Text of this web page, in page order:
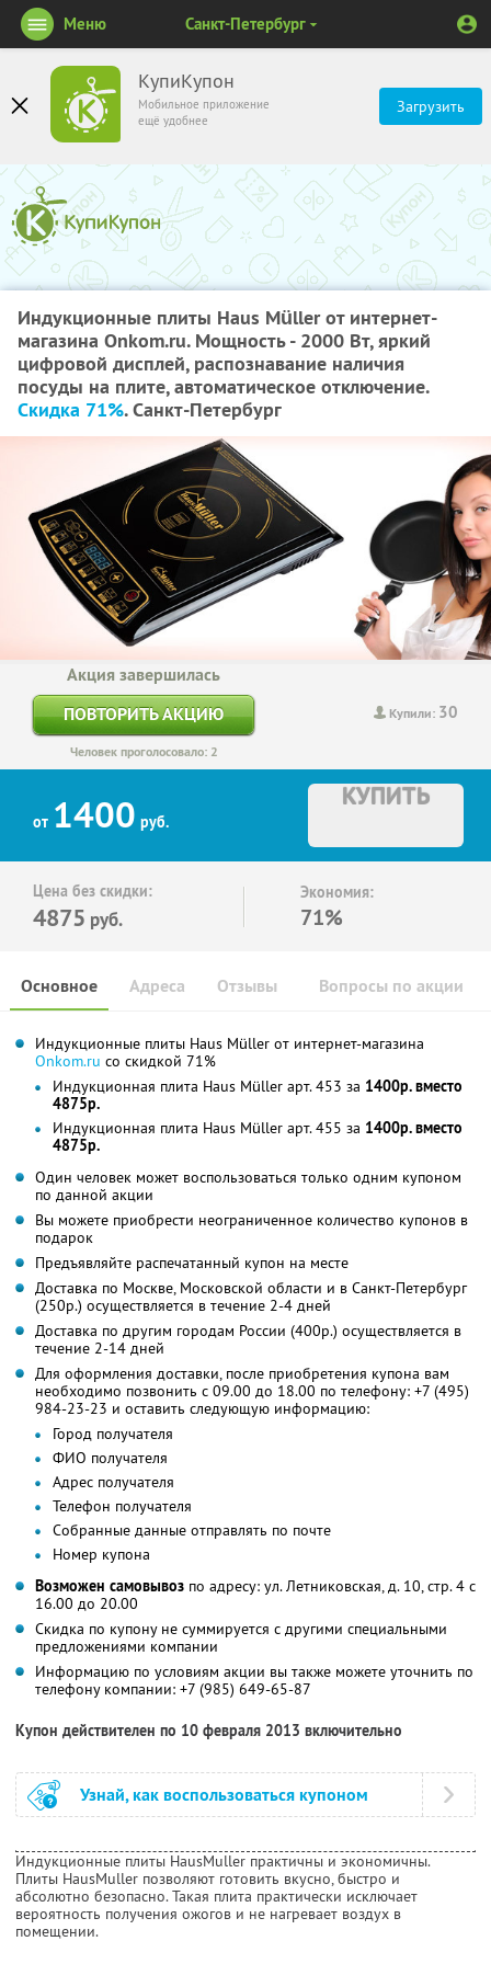
КупиКупон
Мобильное приложение
ещё удобнее
Загрузить
Меню Санкт-Петербург
Индукционные плиты Haus Müller от интернет-
магазина Onkom.ru. Мощность - 2000 Вт, яркий
цифровой дисплей, распознавание наличия
посуды на плите, автоматическое отключение.
Скидка 71%. Санкт-Петербург
Купили: 30
Акция завершилась
ПОВТОРИТЬ АКЦИЮ
Человек проголосовало: 2
от 1400 руб.
КУПИТЬ
Цена без скидки:
4875 руб.
Экономия:
71%
Основное Отзывы Вопросы по акции
Адреса
Индукционные плиты Haus Müller от интернет-магазина
Onkom.ru со скидкой 71%
Индукционная плита Haus Müller арт. 453 за 1400р. вместо
4875р.
Индукционная плита Haus Müller арт. 455 за 1400р. вместо
4875р.
Один человек может воспользоваться только одним купоном
по данной акции
Вы можете приобрести неограниченное количество купонов в
подарок
Предъявляйте распечатанный купон на месте
Доставка по Москве, Московской области и в Санкт-Петербург
(250р.) осуществляется в течение 2-4 дней
Доставка по другим городам России (400р.) осуществляется в
течение 2-14 дней
Для оформления доставки, после приобретения купона вам
необходимо позвонить с 09.00 до 18.00 по телефону: +7 (495)
984-23-23 и оставить следующую информацию:
Город получателя
ФИО получателя
Адрес получателя
Телефон получателя
Собранные данные отправлять по почте
Номер купона
Возможен самовывоз по адресу: ул. Летниковская, д. 10, стр. 4 с
16.00 до 20.00
Скидка по купону не суммируется с другими специальными
предложениями компании
Информацию по условиям акции вы также можете уточнить по
телефону компании: +7 (985) 649-65-87
Купон действителен по 10 февраля 2013 включительно
Узнай, как воспользоваться купоном
Индукционные плиты HausMuller практичны и экономичны.
Плиты HausMuller позволяют готовить вкусно, быстро и
абсолютно безопасно. Такая плита практически исключает
вероятность получения ожогов и не нагревает воздух в
помещении.